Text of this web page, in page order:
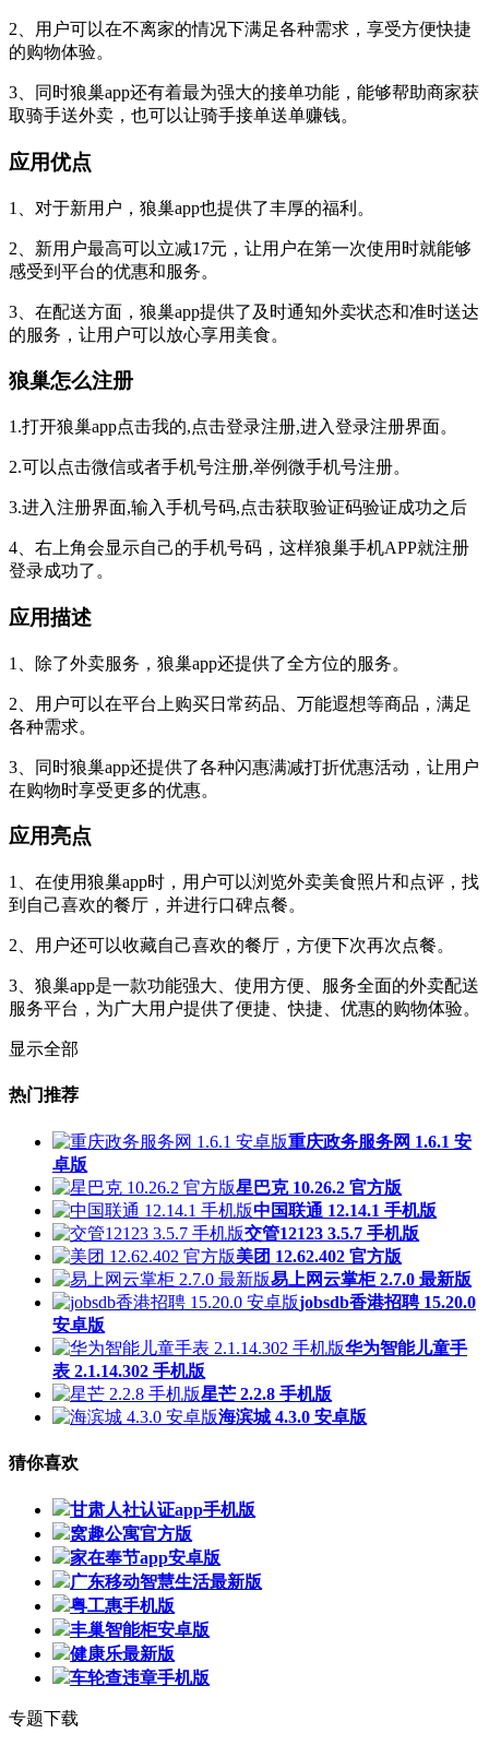
2、用户可以在不离家的情况下满足各种需求，享受方便快捷
的购物体验。
3、同时狼巢app还有着最为强大的接单功能，能够帮助商家获
取骑手送外卖，也可以让骑手接单送单赚钱。
应用优点
1、对于新用户，狼巢app也提供了丰厚的福利。
2、新用户最高可以立减17元，让用户在第一次使用时就能够
感受到平台的优惠和服务。
3、在配送方面，狼巢app提供了及时通知外卖状态和准时送达
的服务，让用户可以放心享用美食。
狼巢怎么注册
1.打开狼巢app点击我的,点击登录注册,进入登录注册界面。
2.可以点击微信或者手机号注册,举例微手机号注册。
3.进入注册界面,输入手机号码,点击获取验证码验证成功之后
4、右上角会显示自己的手机号码，这样狼巢手机APP就注册
登录成功了。
应用描述
1、除了外卖服务，狼巢app还提供了全方位的服务。
2、用户可以在平台上购买日常药品、万能遐想等商品，满足
各种需求。
3、同时狼巢app还提供了各种闪惠满减打折优惠活动，让用户
在购物时享受更多的优惠。
应用亮点
1、在使用狼巢app时，用户可以浏览外卖美食照片和点评，找
到自己喜欢的餐厅，并进行口碑点餐。
2、用户还可以收藏自己喜欢的餐厅，方便下次再次点餐。
3、狼巢app是一款功能强大、使用方便、服务全面的外卖配送
服务平台，为广大用户提供了便捷、快捷、优惠的购物体验。
显示全部
热门推荐
重庆政务服务网 1.6.1 安
卓版
星巴克 10.26.2 官方版
中国联通 12.14.1 手机版
交管12123 3.5.7 手机版
美团 12.62.402 官方版
易上网云掌柜 2.7.0 最新版
jobsdb香港招聘 15.20.0
安卓版
华为智能儿童手
表 2.1.14.302 手机版
星芒 2.2.8 手机版
海滨城 4.3.0 安卓版
猜你喜欢
甘肃人社认证app手机版
窝趣公寓官方版
家在奉节app安卓版
广东移动智慧生活最新版
粤工惠手机版
丰巢智能柜安卓版
健康乐最新版
车轮查违章手机版
专题下载